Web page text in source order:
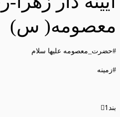
معصومه( س)
#حضرت_معصومه علیها سلام
#زمینه
بند1⃣